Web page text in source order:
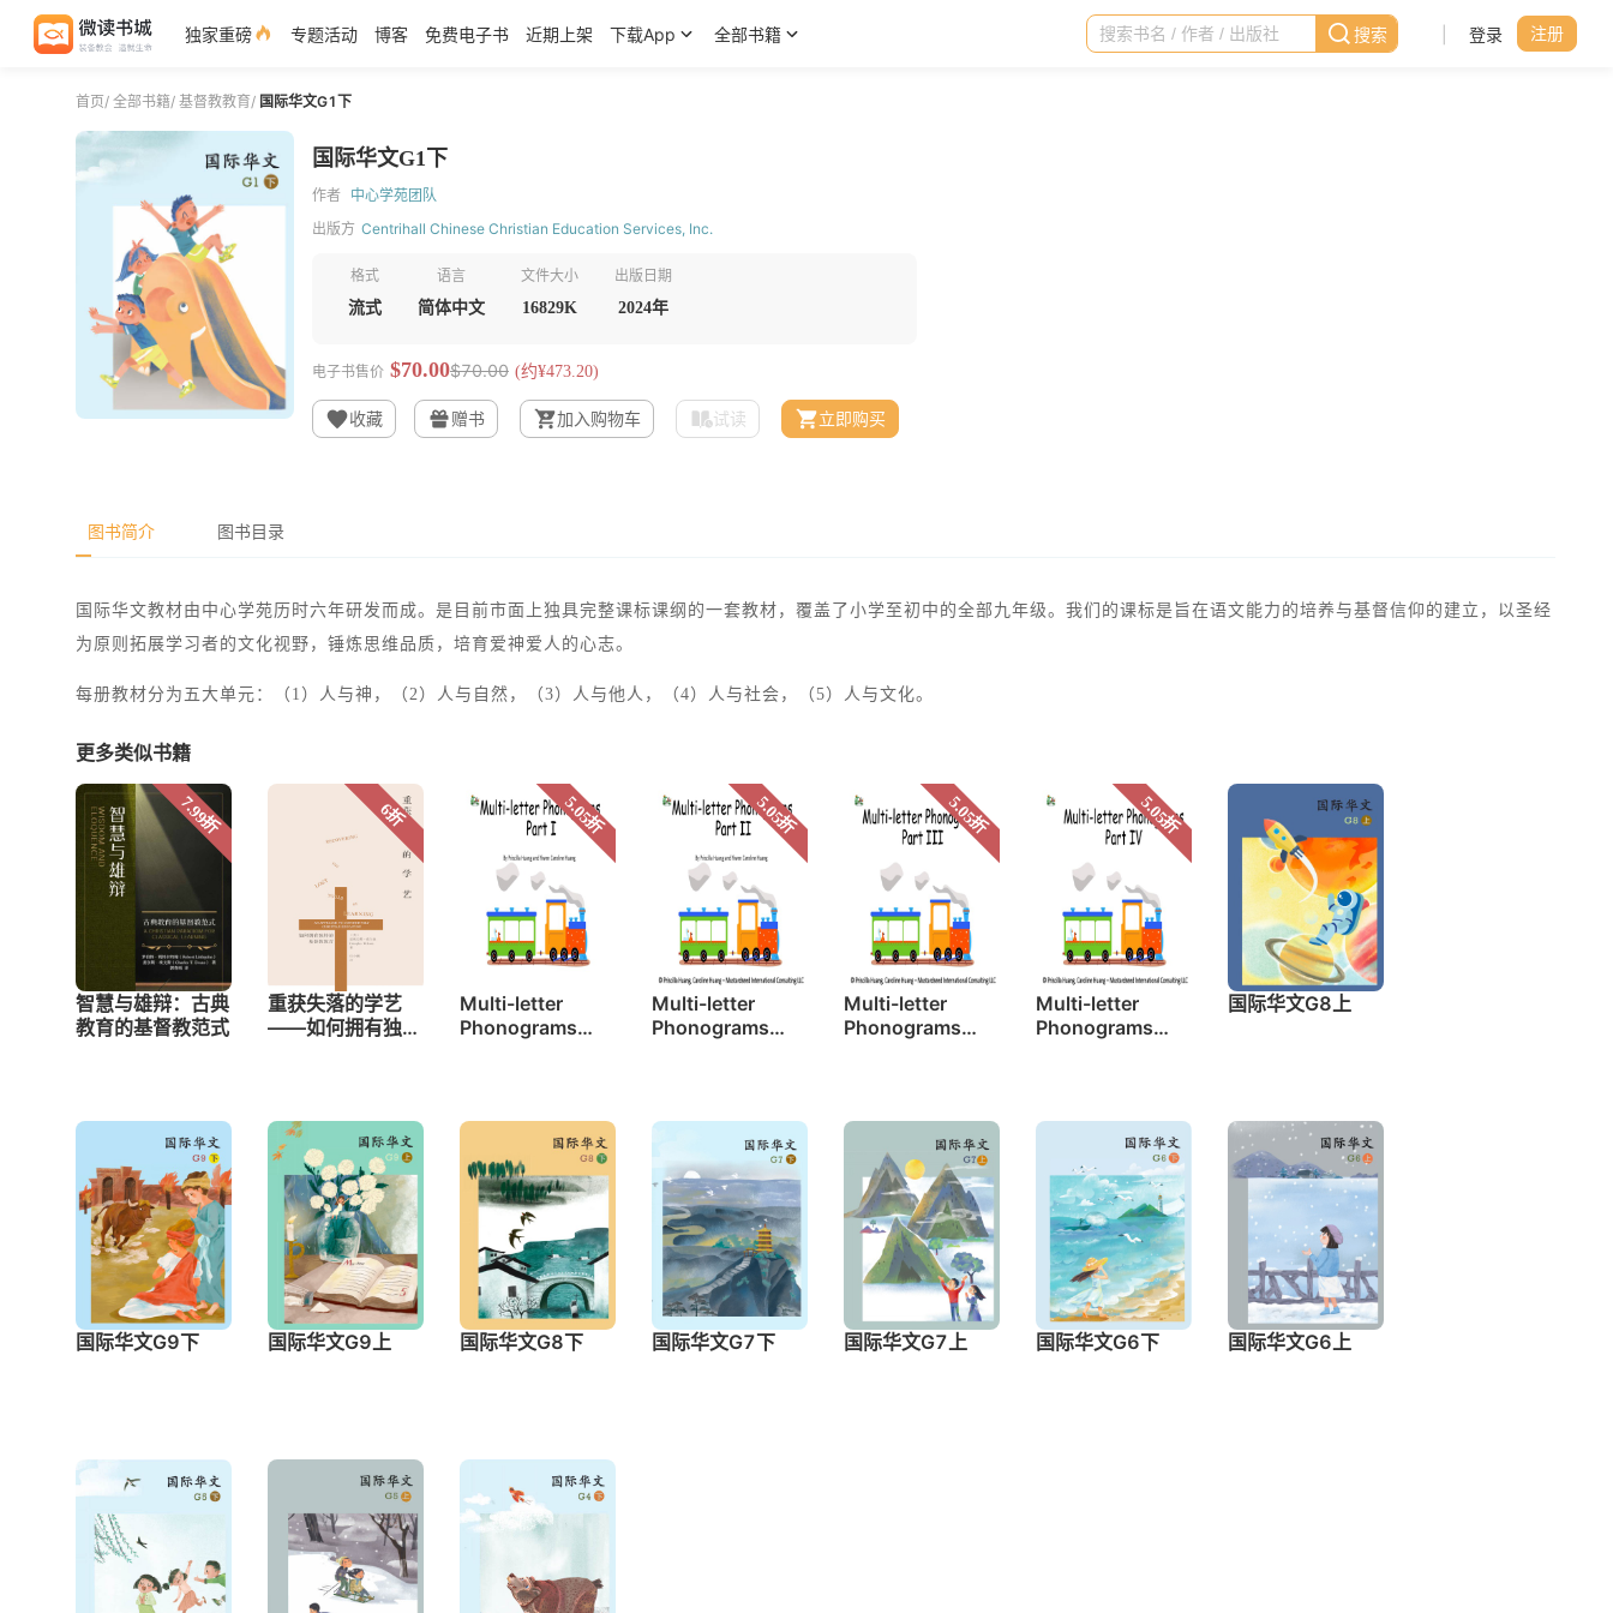
独家重磅 专题活动 博客 免费电子书 近期上架 下载App 全部书籍 登录 注册
首页/ 全部书籍/ 基督教教育/ 国际华文G1下
国际华文G1下
作者 中心学苑团队
出版方 Centrihall Chinese Christian Education Services, Inc.
格式
流式
语言
简体中文
文件大小
16829K
出版日期
2024年
电子书售价 $70.00$70.00 (约¥473.20)
收藏 赠书 加入购物车 试读 立即购买
图书简介 图书目录
国际华文教材由中心学苑历时六年研发而成。是目前市面上独具完整课标课纲的一套教材，覆盖了小学至初中的全部九年级。我们的课标是旨在语文能力的培养与基督信仰的建立，以圣经
为原则拓展学习者的文化视野，锤炼思维品质，培育爱神爱人的心志。
每册教材分为五大单元：（1）人与神，（2）人与自然，（3）人与他人，（4）人与社会，（5）人与文化。
更多类似书籍